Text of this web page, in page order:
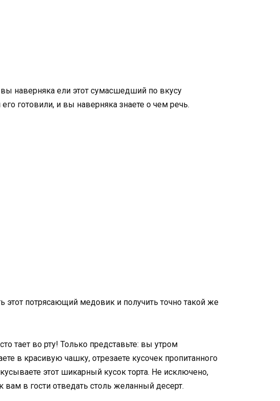
наверняка ели этот сумасшедший по вкусу
готовили, и вы наверняка знаете о чем речь.
этот потрясающий медовик и получить точно такой же
тает во рту! Только представьте: вы утром
в красивую чашку, отрезаете кусочек пропитанного
этот шикарный кусок торта. Не исключено,
вам в гости отведать столь желанный десерт.